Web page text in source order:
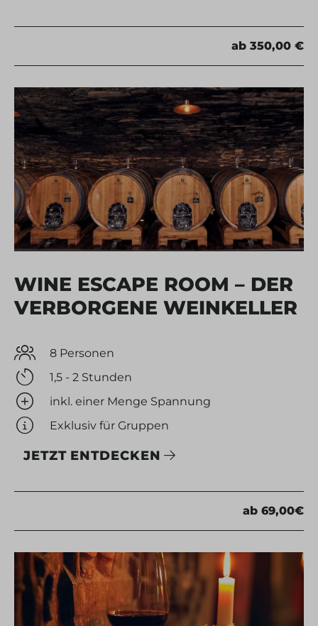
ab 350,00 €
WINE ESCAPE ROOM – DER
VERBORGENE WEINKELLER
8 Personen
1,5 - 2 Stunden
inkl. einer Menge Spannung
Exklusiv für Gruppen
JETZT ENTDECKEN
ab 69,00€